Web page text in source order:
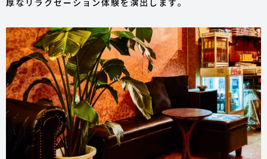
厚なリラクゼーション体験を演出します。